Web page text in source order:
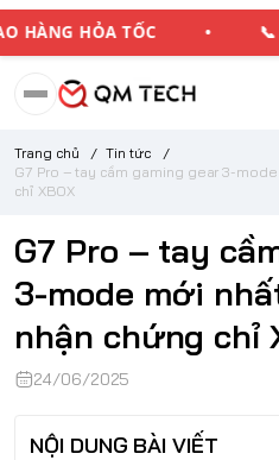
HỎA TỐC • 📞
Trang chủ / Tin tức
/
G7 Pro – tay cầm gaming gear 3-
chỉ XBOX
G7 Pro – tay
3-mode mới
nhận chứng chỉ
24/06/2025
NỘI DUNG BÀI VIẾT